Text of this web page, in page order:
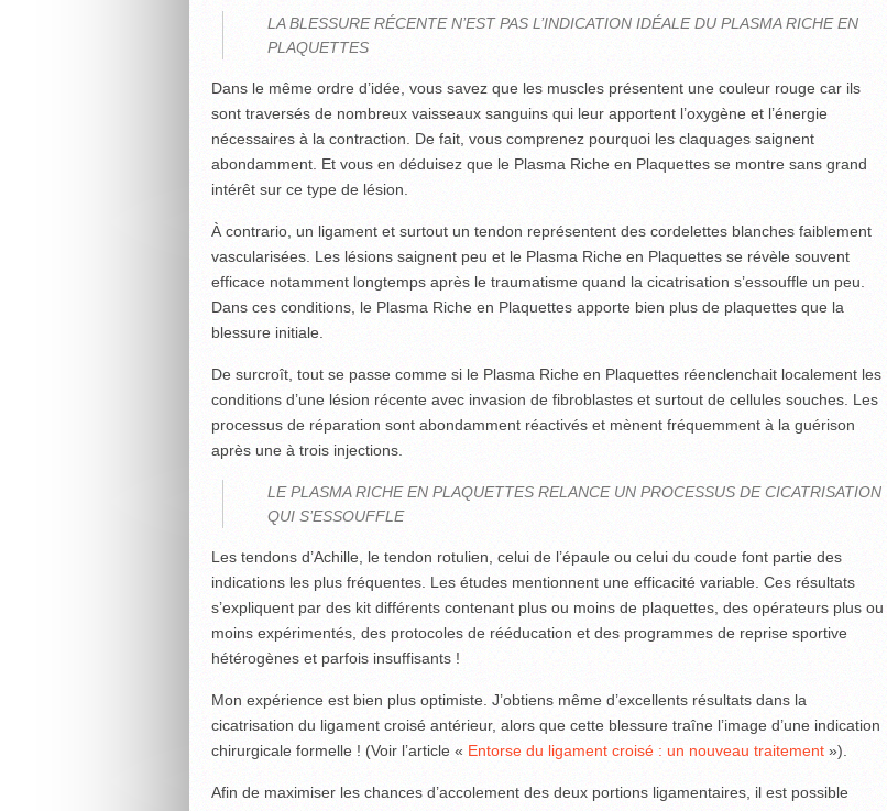
LA BLESSURE RÉCENTE N’EST PAS L’INDICATION IDÉALE DU PLASMA RICHE EN
PLAQUETTES
Dans le même ordre d’idée, vous savez que les muscles présentent une couleur rouge car ils
sont traversés de nombreux vaisseaux sanguins qui leur apportent l’oxygène et l’énergie
nécessaires à la contraction. De fait, vous comprenez pourquoi les claquages saignent
abondamment. Et vous en déduisez que le Plasma Riche en Plaquettes se montre sans grand
intérêt sur ce type de lésion.
À contrario, un ligament et surtout un tendon représentent des cordelettes blanches faiblement
vascularisées. Les lésions saignent peu et le Plasma Riche en Plaquettes se révèle souvent
efficace notamment longtemps après le traumatisme quand la cicatrisation s’essouffle un peu.
Dans ces conditions, le Plasma Riche en Plaquettes apporte bien plus de plaquettes que la
blessure initiale.
De surcroît, tout se passe comme si le Plasma Riche en Plaquettes réenclenchait localement les
conditions d’une lésion récente avec invasion de fibroblastes et surtout de cellules souches. Les
processus de réparation sont abondamment réactivés et mènent fréquemment à la guérison
après une à trois injections.
LE PLASMA RICHE EN PLAQUETTES RELANCE UN PROCESSUS DE CICATRISATION
QUI S’ESSOUFFLE
Les tendons d’Achille, le tendon rotulien, celui de l’épaule ou celui du coude font partie des
indications les plus fréquentes. Les études mentionnent une efficacité variable. Ces résultats
s’expliquent par des kit différents contenant plus ou moins de plaquettes, des opérateurs plus ou
moins expérimentés, des protocoles de rééducation et des programmes de reprise sportive
hétérogènes et parfois insuffisants !
Mon expérience est bien plus optimiste. J’obtiens même d’excellents résultats dans la
cicatrisation du ligament croisé antérieur, alors que cette blessure traîne l’image d’une indication
chirurgicale formelle ! (Voir l’article « Entorse du ligament croisé : un nouveau traitement»).
Afin de maximiser les chances d’accolement des deux portions ligamentaires, il est possible